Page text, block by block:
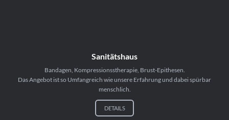
Sanitätshaus
Bandagen, Kompressionsstherapie, Brust-Epithesen.
Das Angebot ist so Umfangreich wie unsere Erfahrung und dabei spürbar
menschlich.
DETAILS